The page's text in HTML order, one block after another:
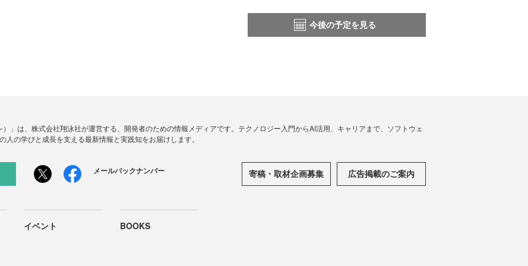
今後の予定を見る
）」は、株式会社翔泳社が運営する、開発者のための情報メディアです。テクノロジー入門からAI活用、キャリアまで、ソフトウェ
人の学びと成長を支える最新情報と実践知をお届けします。
メールバックナンバー 寄稿・取材企画募集 広告掲載のご案内
イベント BOOKS